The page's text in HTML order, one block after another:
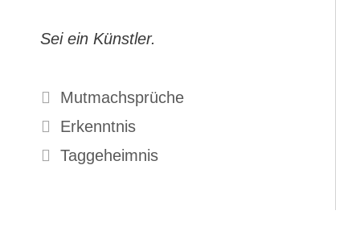
Sei ein Künstler.
Kategorien
Mutmachsprüche
Erkenntnis
Taggeheimnis